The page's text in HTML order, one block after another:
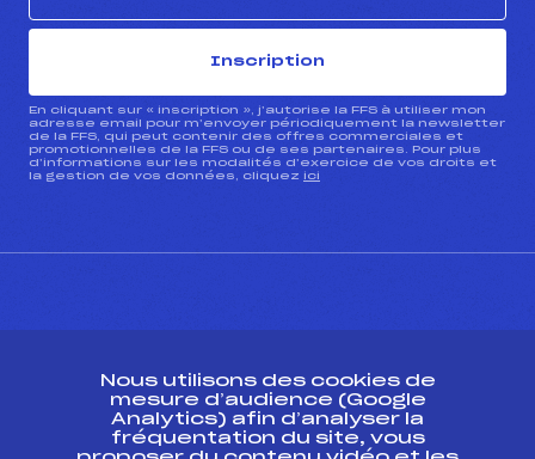
Inscription
En cliquant sur « inscription », j’autorise la FFS à utiliser mon
adresse email pour m’envoyer périodiquement la newsletter
de la FFS, qui peut contenir des offres commerciales et
promotionnelles de la FFS ou de ses partenaires. Pour plus
d’informations sur les modalités d’exercice de vos droits et
la gestion de vos données, cliquez ici
Ressources
Nous utilisons des cookies de
mesure d’audience (Google
Analytics) afin d’analyser la
fréquentation du site, vous